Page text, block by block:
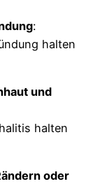
:
halten
und
halten
oder